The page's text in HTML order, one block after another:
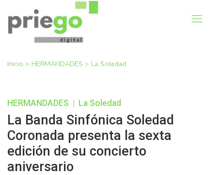
Inicio > HERMANDADES > La Soledad
HERMANDADES La Soledad
La Banda Sinfónica Soledad
Coronada presenta la sexta
edición de su concierto
aniversario